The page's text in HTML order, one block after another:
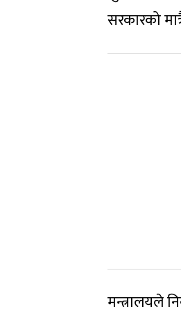
सरकारको
मन्त्रालयले